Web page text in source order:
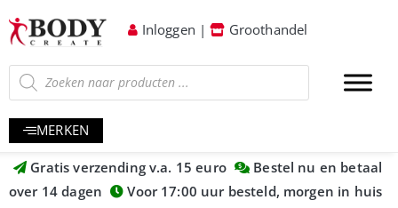
Inloggen | Groothandel
MERKEN
Gratis verzending v.a. 15 euro
Bestel nu en betaal
over 14 dagen
Voor 17:00 uur besteld, morgen in huis